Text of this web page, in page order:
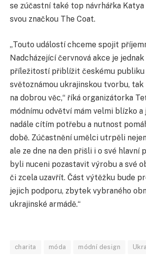
se zúčastní také top návrhářka
svou značkou The Coat.
„Touto událostí chceme spojit
Nadcházející červnová akce je
příležitostí přiblížit českému publiku
světoznámou ukrajinskou tvorbu, tak
na dobrou věc,“ říká organizátorka
módnímu odvětví mám velmi blízko a
nadále cítím potřebu a nutnost
době. Zúčastnění umělci utrpěli
ale ze dne na den přišli i o své hlavní
byli nuceni pozastavit výrobu a své
či zcela uzavřít. Část výtěžku bude
jejich podporu, zbytek vybraného
ukrajinské armádě.“
charita móda módní design